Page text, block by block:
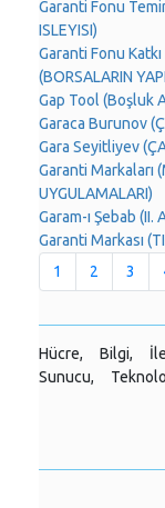
Garanti Fonu
ISLEYISI)
Garanti Fonu
(BORSALARIN
Gap Tool (Boşluk
Garaca Burunov
Gara Seyitliyev
Garanti Markaları
UYGULAMALARI)
Garam-ı Şebab (II.
Garanti Markası
1
2 3
Hücre, Bilgi,
Sunucu,